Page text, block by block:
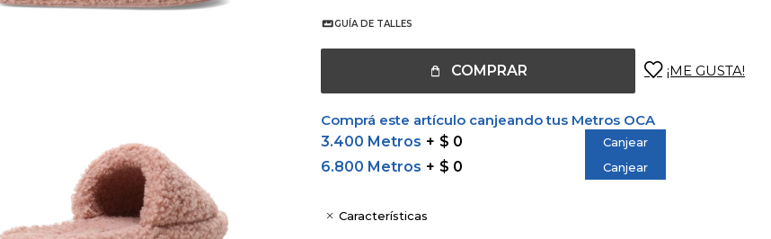
GUÍA DE TALLES
COMPRAR
Comprá este artículo canjeando tus Metros OCA
3.400 Metros
$ 0 Canjear
6.800 Metros $ 0 Canjear
Características